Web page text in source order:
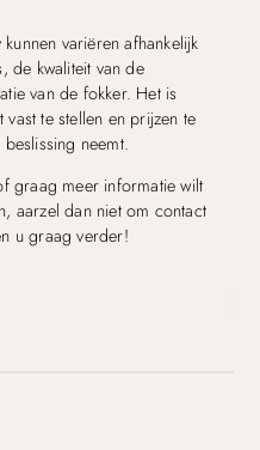
variëren afhankelijk
de kwaliteit van de
van de fokker. Het is
te stellen en prijzen te
neemt.
graag meer informatie wilt
aarzel dan niet om contact
u graag verder!